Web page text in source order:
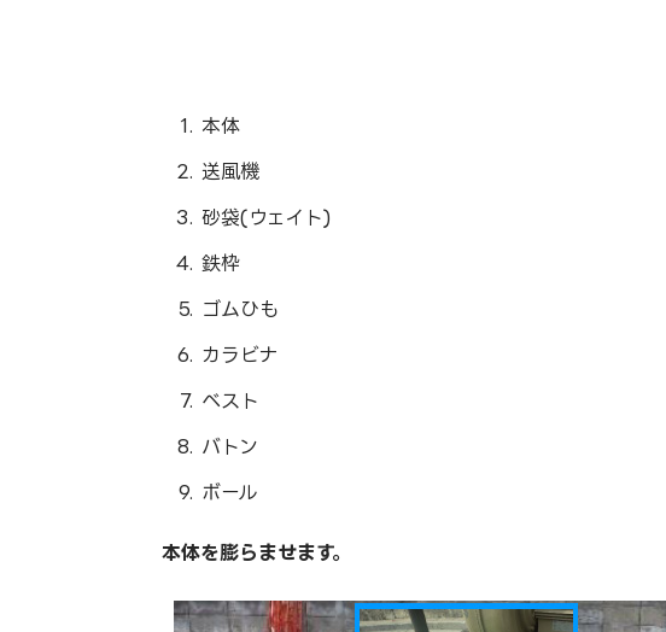
本体
送風機
砂袋(ウェイト)
鉄枠
ゴムひも
カラビナ
ベスト
バトン
ボール
本体を膨らませます。